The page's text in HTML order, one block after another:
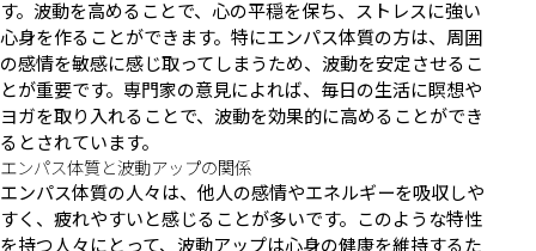
す。波動を高めることで、心の平穏を保ち、ストレスに強い
心身を作ることができます。特にエンパス体質の方は、周囲
の感情を敏感に感じ取ってしまうため、波動を安定させるこ
とが重要です。専門家の意見によれば、毎日の生活に瞑想や
ヨガを取り入れることで、波動を効果的に高めることができ
るとされています。
エンパス体質と波動アップの関係
エンパス体質の人々は、他人の感情やエネルギーを吸収しや
すく、疲れやすいと感じることが多いです。このような特性
を持つ人々にとって、波動アップは心身の健康を維持するた